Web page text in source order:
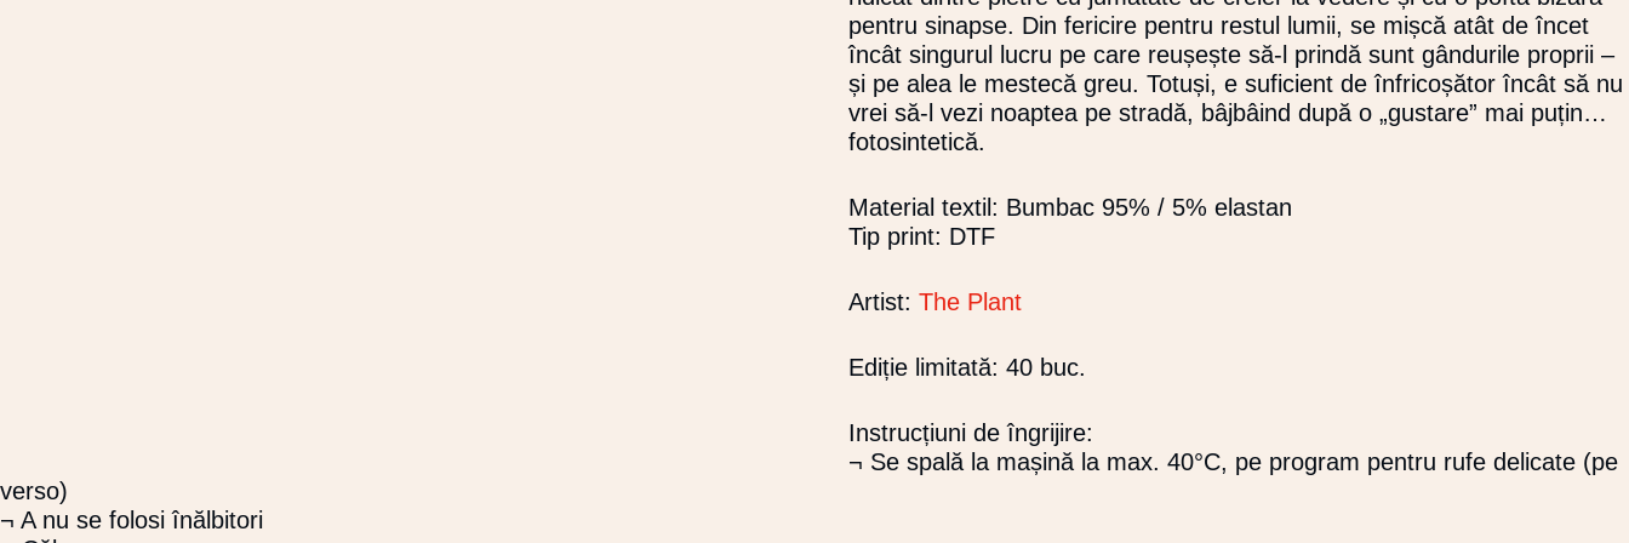
FOST:
149,90 LEI.
119,92 LEI.
pentru sinapse. Din fericire pentru restul lumii, se mișcă atât de încet
încât singurul lucru pe care reușește să-l prindă sunt gândurile proprii –
și pe alea le mestecă greu. Totuși, e suficient de înfricoșător încât să nu
vrei să-l vezi noaptea pe stradă, bâjbâind după o „gustare” mai puțin…
fotosintetică.
Material textil: Bumbac 95% / 5% elastan
Tip print: DTF
Artist: The Plant
Ediție limitată: 40 buc.
Instrucțiuni de îngrijire:
¬ Se spală la mașină la max. 40°C, pe program pentru rufe delicate (pe
verso)
¬ A nu se folosi înălbitori